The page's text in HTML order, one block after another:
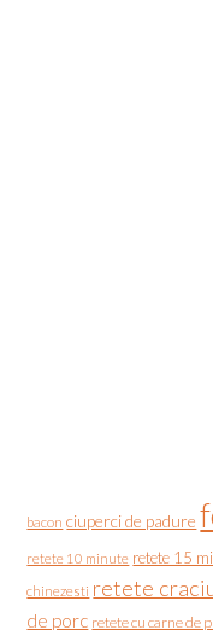
bacon ciuperci de padure
retete 10 minute retete 15
chinezesti retete
de porc retete cu carne de